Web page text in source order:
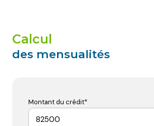
calcul
des mensualités
Montant du crédit*